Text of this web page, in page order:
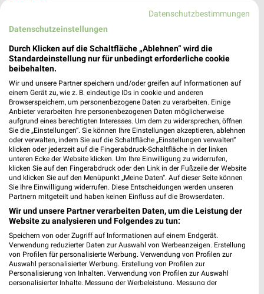
❯
Rosa-Luxemburg-Straße 22 a
16727 Velten
Heute 09:00 - 20:00 Uhr |
Geöffnet
23,89 km • Angebote: 1 Prospekt
KiK Berlin Borsigwalde
Holzhauser Straße 152
13509 Berlin Borsigwalde
Heute 09:00 - 20:00 Uhr | Geöffnet
9,46 km • Angebote: 1 Prospekt
KiK Berlin Reinickendorf
Scharnweberstraße 101-104
Datenschutzbestimmungen
Datenschutzeinstellungen
Durch Klicken auf die Schaltfläche „Ablehnen“ wird die
Standardeinstellung nur für unbedingt erforderliche cookie
beibehalten.
Wir und unsere Partner speichern und/oder greifen auf Informationen auf
einem Gerät zu, wie z. B. eindeutige IDs in cookie und anderen
Browserspeichern, um personenbezogene Daten zu verarbeiten. Einige
Anbieter verarbeiten Ihre personenbezogenen Daten möglicherweise
aufgrund eines berechtigten Interesses. Um dem zu widersprechen, öffnen
Sie die „Einstellungen“. Sie können Ihre Einstellungen akzeptieren, ablehnen
oder verwalten, indem Sie auf die Schaltfläche „Einstellungen verwalten“
klicken oder jederzeit auf die Fingerabdruck-Schaltfläche in der linken
unteren Ecke der Website klicken. Um Ihre Einwilligung zu widerrufen,
klicken Sie auf den Fingerabdruck oder den Link in der Fußzeile der Website
und klicken Sie auf den Menüpunkt „Meine Daten“. Auf dieser Seite können
Sie Ihre Einwilligung widerrufen. Diese Entscheidungen werden unseren
Partnern mitgeteilt und haben keinen Einfluss auf die Browserdaten.
Wir und unsere Partner verarbeiten Daten, um die Leistung der
Website zu analysieren und Folgendes zu tun:
Speichern von oder Zugriff auf Informationen auf einem Endgerät.
Verwendung reduzierter Daten zur Auswahl von Werbeanzeigen. Erstellung
von Profilen für personalisierte Werbung. Verwendung von Profilen zur
Auswahl personalisierter Werbung. Erstellung von Profilen zur
Personalisierung von Inhalten. Verwendung von Profilen zur Auswahl
personalisierter Inhalte. Messung der Werbeleistung. Messung der